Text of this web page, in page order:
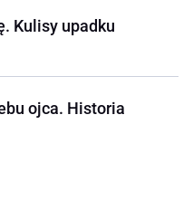
Kulisy upadku
ojca. Historia